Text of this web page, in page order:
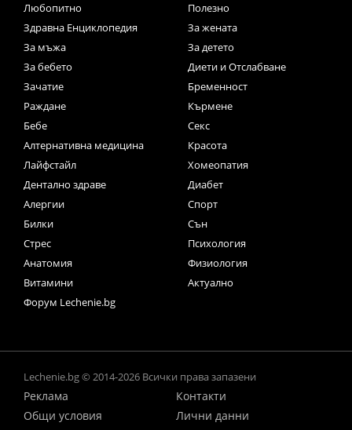
Любопитно
Полезно
Здравна Енциклопедия
За жената
За мъжа
За детето
За бебето
Диети и Отслабване
Зачатие
Бременност
Раждане
Кърмене
Бебе
Секс
Алтернативна медицина
Красота
Лайфстайл
Хомеопатия
Дентално здраве
Диабет
Алергии
Спорт
Билки
Сън
Стрес
Психология
Анатомия
Физиология
Витамини
Актуално
Форум Lechenie.bg
Lechenie.bg © 2014-2026 Всички права запазени
Реклама
Контакти
Общи условия
Лични данни